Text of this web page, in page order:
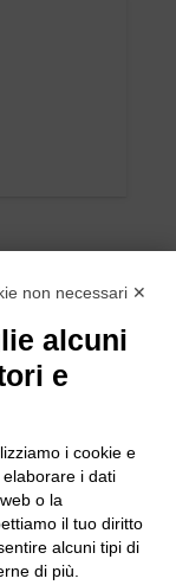
non necessari ✕
alcuni
e
i cookie e
i dati
o la
il tuo diritto
alcuni tipi di
di più.